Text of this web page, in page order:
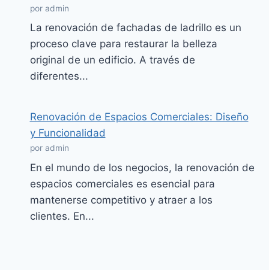
por admin
La renovación de fachadas de ladrillo es un
proceso clave para restaurar la belleza
original de un edificio. A través de
diferentes...
Renovación de Espacios Comerciales: Diseño
y Funcionalidad
por admin
En el mundo de los negocios, la renovación de
espacios comerciales es esencial para
mantenerse competitivo y atraer a los
clientes. En...